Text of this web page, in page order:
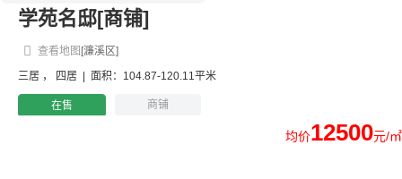
学苑名邸[商铺]
[濂溪区]
查看地图
三居 ， 四居 面积：104.87-120.11平米
在售 商铺
均价12500元/㎡